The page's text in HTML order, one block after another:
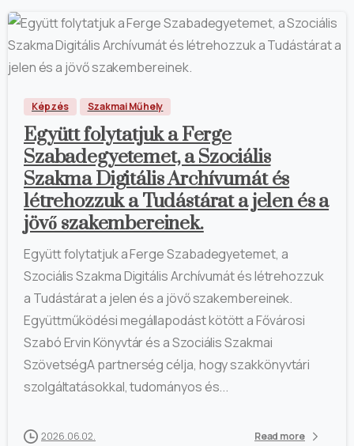
Képzés Szakmai Műhely
Együtt folytatjuk a Ferge
Szabadegyetemet, a Szociális
Szakma Digitális Archívumát és
létrehozzuk a Tudástárat a jelen és a
jövő szakembereinek.
Együtt folytatjuk a Ferge Szabadegyetemet, a
Szociális Szakma Digitális Archívumát és létrehozzuk
a Tudástárat a jelen és a jövő szakembereinek.
Együttműködési megállapodást kötött a Fővárosi
Szabó Ervin Könyvtár és a Szociális Szakmai
SzövetségA partnerség célja, hogy szakkönyvtári
szolgáltatásokkal, tudományos és...
2026.06.02. Read more